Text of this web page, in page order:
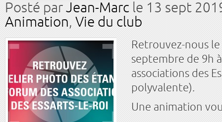
Posté par Jean-Marc le 13 sept
Animation, Vie du club
Retrouvez-nous le
septembre de 9h
associations des
polyvalente).
Une animation